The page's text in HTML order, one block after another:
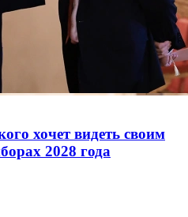
хочет видеть своим
2028 года